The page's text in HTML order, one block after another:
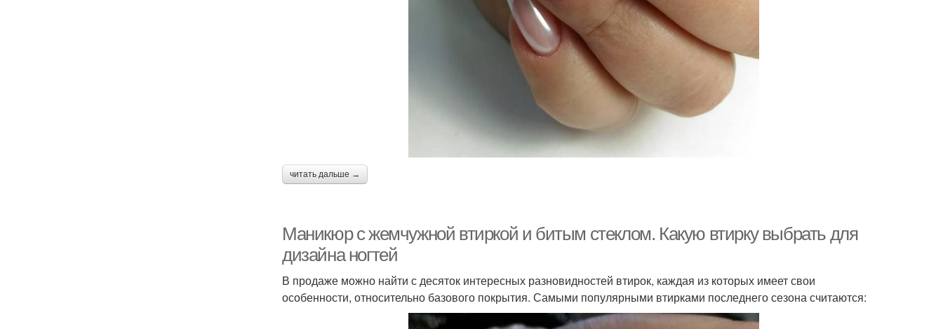
читать дальше →
Маникюр с жемчужной втиркой и битым стеклом. Какую втирку выбрать для
дизайна ногтей
В продаже можно найти с десяток интересных разновидностей втирок, каждая из которых имеет свои
особенности, относительно базового покрытия. Самыми популярными втирками последнего сезона считаются: